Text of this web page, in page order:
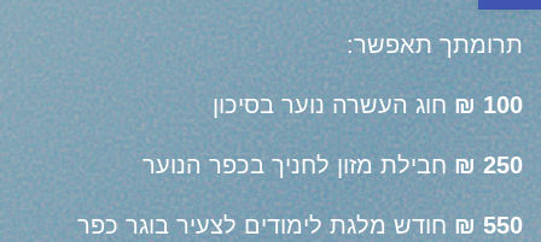
תרומתך תאפשר:
100 ₪ חוג העשרה נוער בסיכון
250 ₪ חבילת מזון לחניך בכפר הנוער
550 ₪ חודש מלגת לימודים לצעיר בוגר כפר